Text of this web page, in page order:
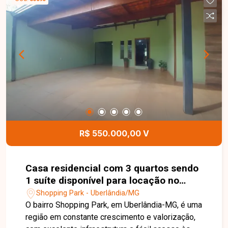
ambientes amplos e bem distribuídos,
proporcionando conforto e funcionalidade para
toda a família. Uma excelente oportunidade para
quem busca um imóvel confortável, bem
localizado e com o diferencial de uma suíte com
hidromassagem em uma das regiões que mais
crescem em Uberlândia. Entre em contato e
R$ 550.000,00 V
Casa residencial com 3 quartos sendo
1 suíte disponível para locação no
bairro Shopping Park em Uberlândia-
MG
Shopping Park - Uberlândia/MG
O bairro Shopping Park, em Uberlândia-MG, é uma
região em constante crescimento e valorização,